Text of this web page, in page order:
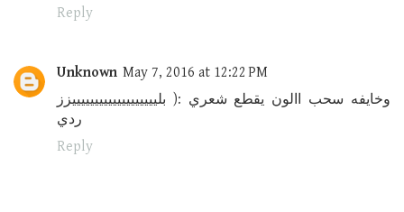
Reply
Unknown May 7, 2016 at 12:22 PM
وخايفه سحب االون يقطع شعري :( بليييييييييييييييييييزز
ردي
Reply